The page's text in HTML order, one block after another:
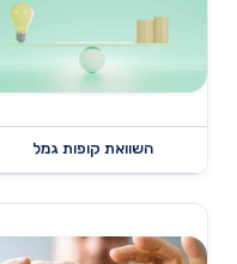
השוואת קופות גמל